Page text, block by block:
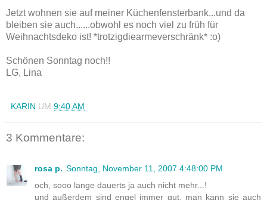
Jetzt wohnen sie auf meiner Küchenfensterbank...und da
bleiben sie auch......obwohl es noch viel zu früh für
Weihnachtsdeko ist! *trotzigdiearmeverschränk* :o)
Schönen Sonntag noch!!
LG, Lina
KARIN UM 9:40 AM
3 Kommentare:
rosa p. Sonntag, November 11, 2007 4:48:00 PM
och, sooo lange dauerts ja auch nicht mehr...!
und außerdem sind engel immer gut. man kann sie auch